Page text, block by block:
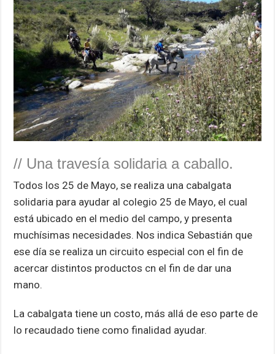
// Una travesía solidaria a caballo.
Todos los 25 de Mayo, se realiza una cabalgata
solidaria para ayudar al colegio 25 de Mayo, el cual
está ubicado en el medio del campo, y presenta
muchísimas necesidades. Nos indica Sebastián que
ese día se realiza un circuito especial con el fin de
acercar distintos productos cn el fin de dar una
mano.
La cabalgata tiene un costo, más allá de eso parte de
lo recaudado tiene como finalidad ayudar.